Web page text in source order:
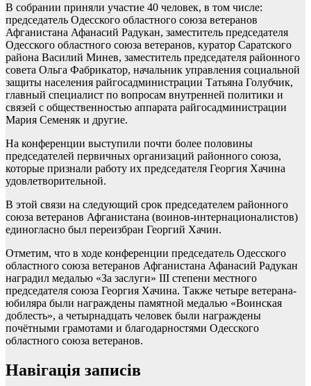
В собрании приняли участие 40 человек, в том числе:
председатель Одесского областного союза ветеранов
Афганистана Афанасий Радукан, заместитель председателя
Одесского областного союза ветеранов, куратор Саратского
района Василий Минев, заместитель председателя районного
совета Ольга Фабрикатор, начальник управления социальной
защиты населения райгосадминистрации Татьяна Голубчик,
главный специалист по вопросам внутренней политики и
связей с общественностью аппарата райгосадминистрации
Мария Семеняк и другие.
На конференции выступили почти более половины
председателей первичных организаций районного союза,
которые признали работу их председателя Георгия Хачина
удовлетворительной.
В этой связи на следующий срок председателем районного
союза ветеранов Афганистана (воинов-интернационалистов)
единогласно был переизбран Георгий Хачин.
Отметим, что в ходе конференции председатель Одесского
областного союза ветеранов Афганистана Афанасий Радукан
наградил медалью «За заслуги» III степени местного
председателя союза Георгия Хачина. Также четыре ветерана-
юбиляра были награждены памятной медалью «Воинская
доблесть», а четырнадцать человек были награждены
почётными грамотами и благодарностями Одесского
областного союза ветеранов.
Навігація записів